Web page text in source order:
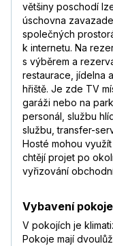
většiny poschodí
úschovna
společných
k internetu. Na
s výběrem a
restaurace, jídelna
hřiště. Je zde TV
garáži nebo na
personál, službu
službu, transfer-
Hosté mohou
chtějí projet po
vyřizování
Vybavení pokoje
V pokojích je
Pokoje mají